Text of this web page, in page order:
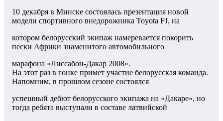
10 декабря в Минске состоялась презентация новой
модели спортивного внедорожника Toyota FJ, на
котором белорусский экипаж намеревается покорить
пески Африки знаменитого автомобильного
марафона «Лиссабон-Дакар 2008».
На этот раз в гонке примет участие белорусская команда.
Напомним, в прошлом сезоне состоялся
успешный дебют белорусского экипажа на «Дакаре», но
тогда ребята выступали в составе латвийской